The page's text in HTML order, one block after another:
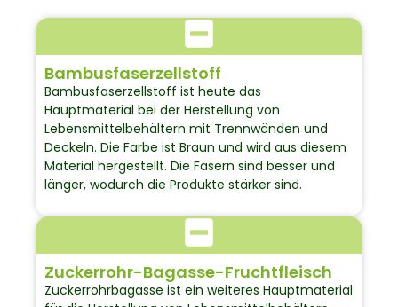
Bambusfaserzellstoff
Bambusfaserzellstoff ist heute das
Hauptmaterial bei der Herstellung von
Lebensmittelbehältern mit Trennwänden und
Deckeln. Die Farbe ist Braun und wird aus diesem
Material hergestellt. Die Fasern sind besser und
länger, wodurch die Produkte stärker sind.
Zuckerrohr-Bagasse-Fruchtfleisch
Zuckerrohrbagasse ist ein weiteres Hauptmaterial